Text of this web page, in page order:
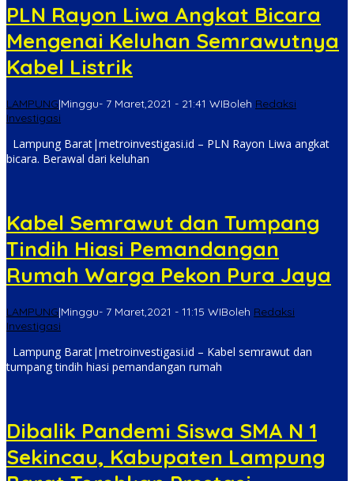
PLN Rayon Liwa Angkat Bicara
Mengenai Keluhan Semrawutnya
Kabel Listrik
LAMPUNG|Minggu- 7 Maret,2021 - 21:41 WIBoleh Redaksi
Investigasi
Lampung Barat|metroinvestigasi.id – PLN Rayon Liwa angkat
bicara. Berawal dari keluhan
Kabel Semrawut dan Tumpang
Tindih Hiasi Pemandangan
Rumah Warga Pekon Pura Jaya
LAMPUNG|Minggu- 7 Maret,2021 - 11:15 WIBoleh Redaksi
Investigasi
Lampung Barat|metroinvestigasi.id – Kabel semrawut dan
tumpang tindih hiasi pemandangan rumah
Dibalik Pandemi Siswa SMA N 1
Sekincau, Kabupaten Lampung